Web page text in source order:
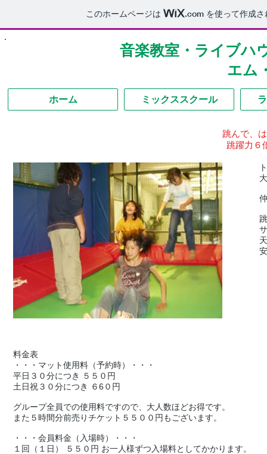
このホームページは .com を使って作成
音楽教室・ライブハ
エム
ホーム ミックススクール
跳んで、
跳躍力６
料金表
・・・マット使用料（予約時）・・・
平日３０分につき ５５０円
土日祝３０分につき ６6０円
グループ全員での使用料ですので、大人数ほどお得です。
また５時間分前売りチケット５５００円もございます。
・・・会員料金（入場時）・・・
１回（１日） ５５０円 お一人様ずつ入場料としてかかります。